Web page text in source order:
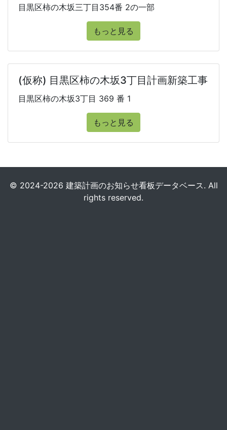
目黒区柿の木坂三丁目354番 2の一部
もっと見る
(仮称) 目黒区柿の木坂3丁目計画新築工事
目黒区柿の木坂3丁目 369 番 1
もっと見る
© 2024-2026 建築計画のお知らせ看板データベース. All
rights reserved.